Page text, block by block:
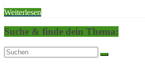
Weiterlesen
Suche & finde dein Thema: